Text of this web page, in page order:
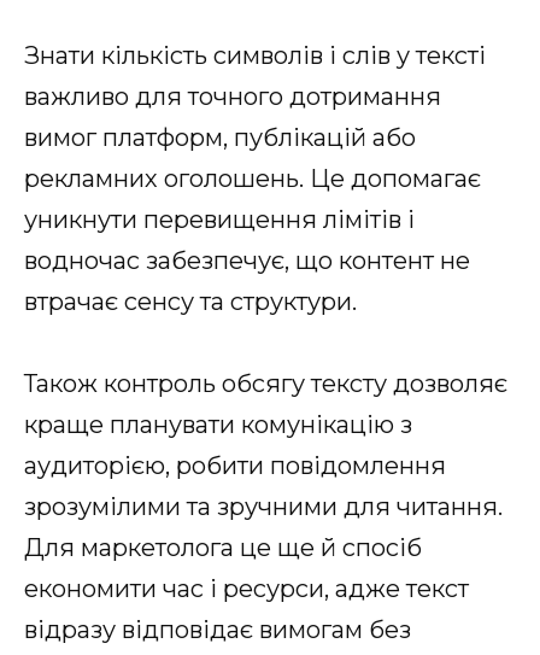
Знати кількість символів і слів у тексті
важливо для точного дотримання
вимог платформ, публікацій або
рекламних оголошень. Це допомагає
уникнути перевищення лімітів і
водночас забезпечує, що контент не
втрачає сенсу та структури.
Також контроль обсягу тексту дозволяє
краще планувати комунікацію з
аудиторією, робити повідомлення
зрозумілими та зручними для читання.
Для маркетолога це ще й спосіб
економити час і ресурси, адже текст
відразу відповідає вимогам без